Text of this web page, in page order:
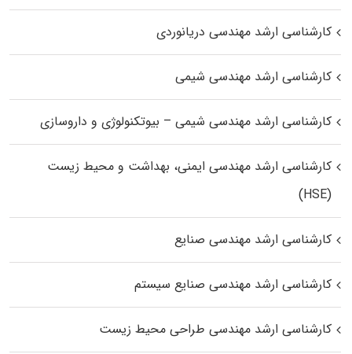
کارشناسی ارشد مهندسی دریانوردی
کارشناسی ارشد مهندسی شیمی
کارشناسی ارشد مهندسی شیمی – بیوتکنولوژی و داروسازی
کارشناسی ارشد مهندسی ایمنی، بهداشت و محیط زیست
(HSE)
کارشناسی ارشد مهندسی صنایع
کارشناسی ارشد مهندسی صنایع سیستم
کارشناسی ارشد مهندسی طراحی محیط زیست